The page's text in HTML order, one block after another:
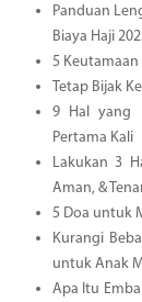
Panduan
Biaya Haji
5
Tetap Bijak
9 Hal yang
Pertama Kali
Lakukan 3
Aman, &
5 Doa untuk
Kurangi
untuk Anak
Apa Itu